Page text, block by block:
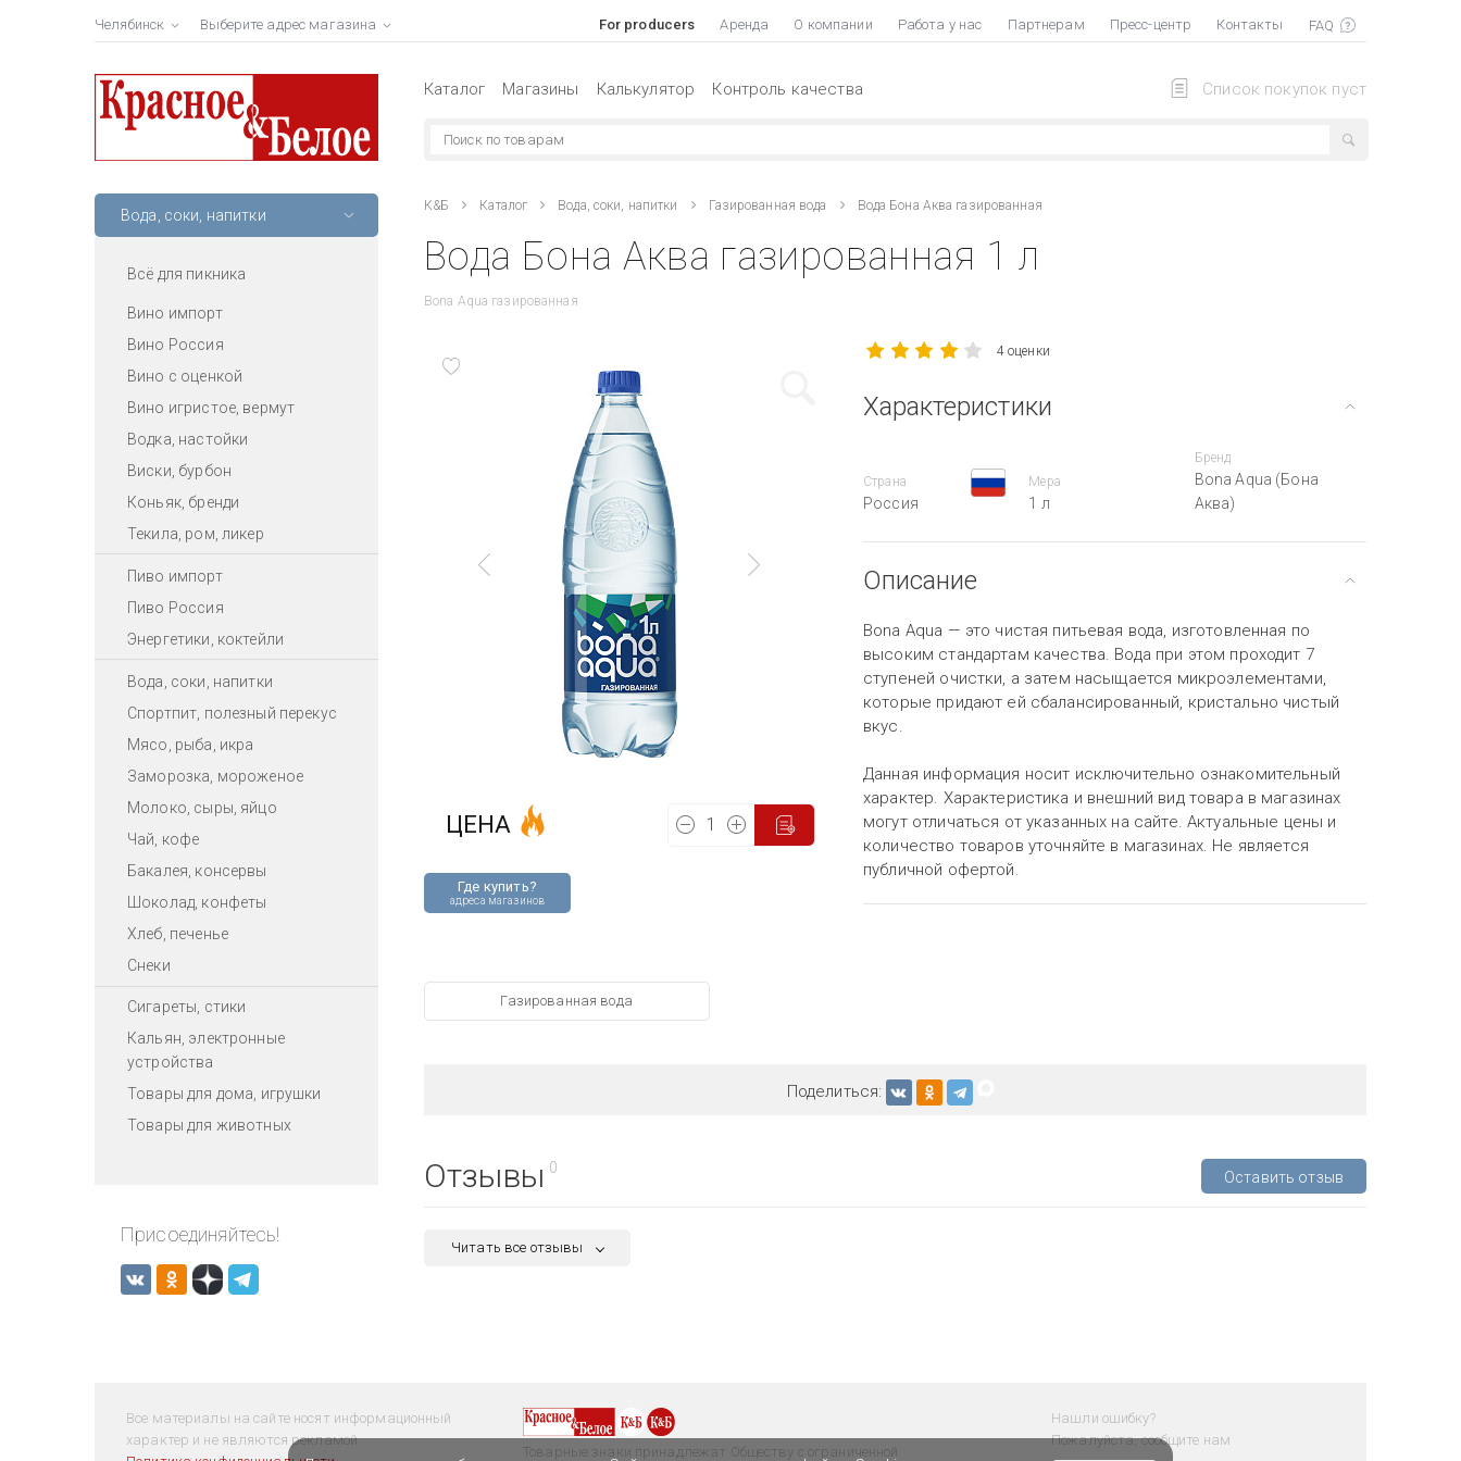
Челябинск Выберите адрес магазина For producers Аренда О компании Работа у нас Партнерам Пресс-центр Контакты
Список покупок пуст
Каталог Магазины Калькулятор Контроль качества
Вода, соки, напитки
Всё для пикника
Вино импорт
Вино Россия
Вино с оценкой
Вино игристое, вермут
Водка, настойки
Виски, бурбон
Коньяк, бренди
Текила, ром, ликер
Пиво импорт
Пиво Россия
Энергетики, коктейли
Вода, соки, напитки
Спортпит, полезный перекус
Мясо, рыба, икра
Заморозка, мороженое
Молоко, сыры, яйцо
Чай, кофе
Бакалея, консервы
Шоколад, конфеты
Хлеб, печенье
Снеки
Сигареты, стики
Кальян, электронные
устройства
Товары для дома, игрушки
Товары для животных
Присоединяйтесь!
К&Б Каталог Вода, соки, напитки Газированная вода Вода Бона Аква газированная
Вода Бона Аква газированная 1 л
Bona Aqua газированная
Где купить?
адреса магазинов
ЦЕНА
4 оценки
Характеристики
Страна
Россия
Мера
1 л
Бренд
Bona Aqua (Бона
Аква)
Описание
Bona Aqua — это чистая питьевая вода, изготовленная по
высоким стандартам качества. Вода при этом проходит 7
ступеней очистки, а затем насыщается микроэлементами,
которые придают ей сбалансированный, кристально чистый
вкус.
Данная информация носит исключительно ознакомительный
характер. Характеристика и внешний вид товара в магазинах
могут отличаться от указанных на сайте. Актуальные цены и
количество товаров уточняйте в магазинах. Не является
публичной офертой.
Газированная вода
Поделиться:
Отзывы 0
Оставить отзыв
Читать все отзывы
Все материалы на сайте носят информационный
характер и не являются рекламой.
Нашли ошибку?
Пожалуйста, сообщите нам
Товарные знаки принадлежат Обществу с ограниченной